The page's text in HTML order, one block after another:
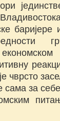
баријере
чврсто
за